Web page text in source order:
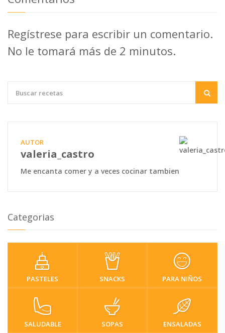
Regístrese para escribir un comentario.
No le tomará más de 2 minutos.
AUTOR
valeria_castro
Me encanta comer y a veces cocinar tambien
Categorias
PASTELES SNACKS PARA NIÑOS
SALUDABLE SOPAS ENSALADAS